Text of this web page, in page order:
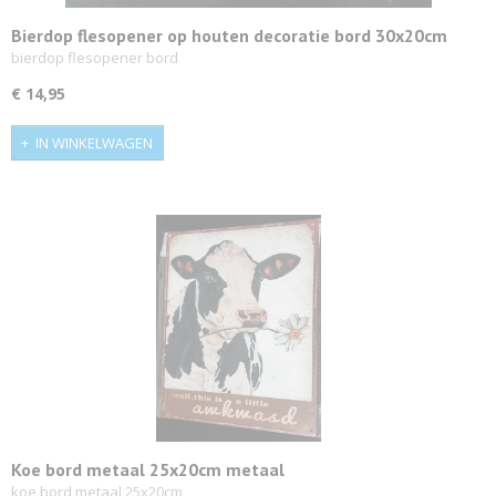
Bierdop flesopener op houten decoratie bord 30x20cm
bierdop flesopener bord
€ 14,95
IN WINKELWAGEN
Koe bord metaal 25x20cm metaal
koe bord metaal 25x20cm